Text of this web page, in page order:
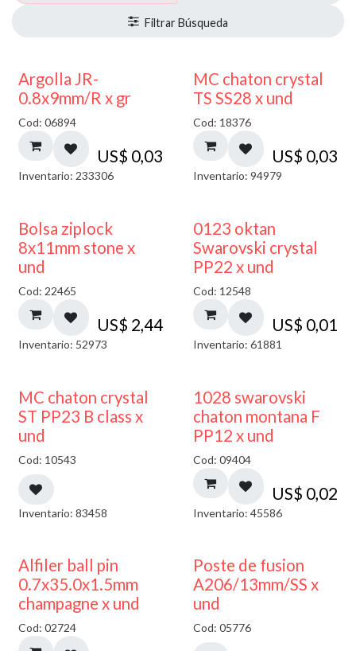
Argolla JR-
0.8x9mm/R x gr
Cod: 06894
US$ 0,03
Inventario: 233306
MC chaton crystal
TS SS28 x und
Cod: 18376
US$ 0,03
Inventario: 94979
¡NUEVO!
Bolsa ziplock
8x11mm stone x
und
Cod: 22465
US$ 2,44
Inventario: 52973
0123 oktan
Swarovski crystal
PP22 x und
Cod: 12548
US$ 0,01
Inventario: 61881
MC chaton crystal
ST PP23 B class x
und
Cod: 10543
Inventario: 83458
1028 swarovski
chaton montana F
PP12 x und
Cod: 09404
US$ 0,02
Inventario: 45586
Alfiler ball pin
0.7x35.0x1.5mm
champagne x und
Cod: 02724
Poste de fusion
A206/13mm/SS x
und
Cod: 05776